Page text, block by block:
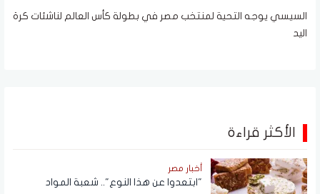
السيسي يوجه التحية لمنتخب مصر في بطولة كأس العالم لناشئات كرة
اليد
الأكثر قراءة
أخبار مصر
"ابتعدوا عن هذا النوع".. شعبة المواد